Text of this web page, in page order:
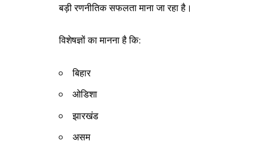
बड़ी रणनीतिक सफलता माना जा रहा है।
विशेषज्ञों का मानना है कि:
बिहार
ओडिशा
झारखंड
असम